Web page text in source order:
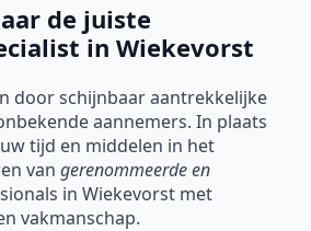
de juiste
in Wiekevorst
door schijnbaar aantrekkelijke
aannemers. In plaats
tijd en middelen in het
van gerenommeerde en
in Wiekevorst met
vakmanschap.